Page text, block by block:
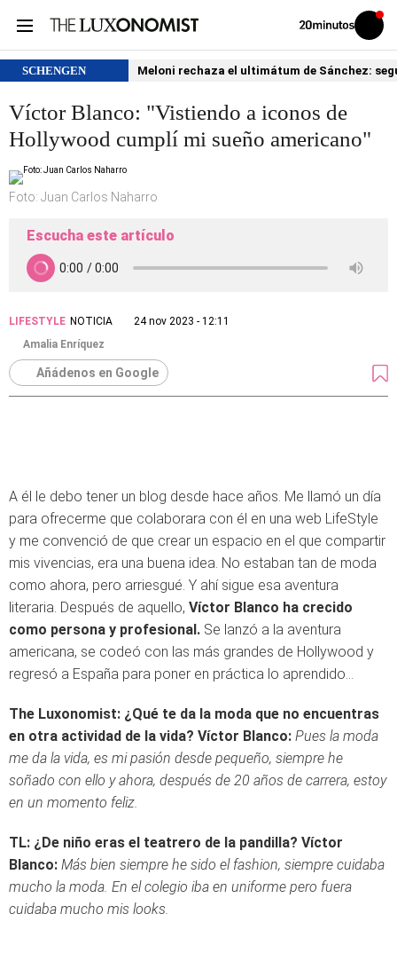
Volver
Iniciar
sesión
SCHENGEN Meloni rechaza el ultimátum de Sánchez:
Víctor Blanco: "Vistiendo a iconos de
Hollywood cumplí mi sueño americano"
Foto: Juan Carlos Naharro
Escucha este artículo
LIFESTYLE NOTICIA
24 nov 2023 - 12:11
Amalia Enríquez
Añádenos en Google
A él le debo tener un blog desde hace años. Me llamó un día
para ofrecerme que colaborara con él en una web LifeStyle
y me convenció de que crear un espacio en el que compartir
mis vivencias, era una buena idea. No estaban tan de moda
como ahora, pero arriesgué. Y ahí sigue esa aventura
literaria. Después de aquello, Víctor Blanco ha crecido
como persona y profesional. Se lanzó a la aventura
americana, se codeó con las más grandes de Hollywood y
regresó a España para poner en práctica lo aprendido…
The Luxonomist: ¿Qué te da la moda que no encuentras
en otra actividad de la vida? Víctor Blanco: Pues la moda
me da la vida, es mi pasión desde pequeño, siempre he
soñado con ello y ahora, después de 20 años de carrera, estoy
en un momento feliz.
TL: ¿De niño eras el teatrero de la pandilla? Víctor
Blanco: Más bien siempre he sido el fashion, siempre cuidaba
mucho la moda. En el colegio iba en uniforme pero fuera
cuidaba mucho mis looks.